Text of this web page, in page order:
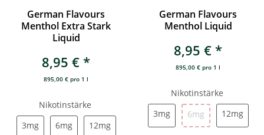
German Flavours
Menthol Extra Stark
Liquid
8,95 € *
895,00 € pro 1 l
Nikotinstärke
3mg3mg 6mg6mg 12mg12mg
German Flavours
Menthol Liquid
8,95 € *
895,00 € pro 1 l
Nikotinstärke
3mg3mg 6mg6mg 12mg12mg